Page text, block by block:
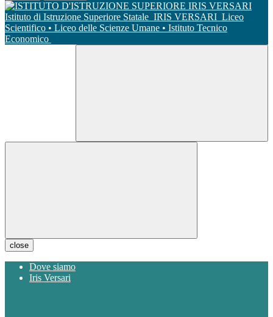
Istituto di Istruzione Superiore Statale IRIS VERSARI Liceo
Scientifico • Liceo delle Scienze Umane • Istituto Tecnico
Economico
close
Dove siamo
Iris Versari